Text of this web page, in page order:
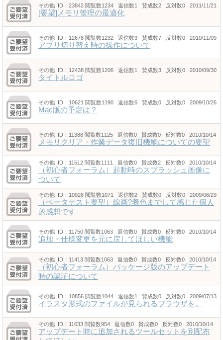
その他 ID：23842 閲覧数1234 返信数1 賛成数2 反対数0 2011/11/21
[要望]メモリ管理の最適化
その他 ID：12678 閲覧数1232 返信数3 賛成数7 反対数0 2010/11/09
アプリ切り替え時の操作について
その他 ID：12438 閲覧数1206 返信数1 賛成数3 反対数0 2010/09/30
タイトルロゴ
その他 ID：10621 閲覧数1190 返信数6 賛成数0 反対数0 2009/10/26
Mac版の予定は？
その他 ID：11388 閲覧数1125 返信数0 賛成数0 反対数0 2010/10/14
メモリクリア・作業データ復旧機能についての要望
その他 ID：11512 閲覧数1111 返信数0 賛成数2 反対数0 2010/10/14
（初心者フォーラム）起動時のスプラッシュ画像に
ついて
その他 ID：10926 閲覧数1071 返信数2 賛成数0 反対数0 2009/06/29
（ベータテスト要望）線画?着色までして感じた個人
的感想です
その他 ID：11750 閲覧数1063 返信数0 賛成数0 反対数0 2010/10/14
追加・仕様変更を元に戻してほしい機能
その他 ID：11413 閲覧数1063 返信数0 賛成数0 反対数0 2010/10/14
（初心者フォーラム）パッケージ版のアップデート
時の認証について
その他 ID：10856 閲覧数1044 返信数1 賛成数0 反対数0 2009/07/13
イラスタ形式のファイルが見られるブラウザを。
その他 ID：11633 閲覧数954 返信数0 賛成数0 反対数0 2010/10/14
アップデート時に追加されるツールセットを別配布